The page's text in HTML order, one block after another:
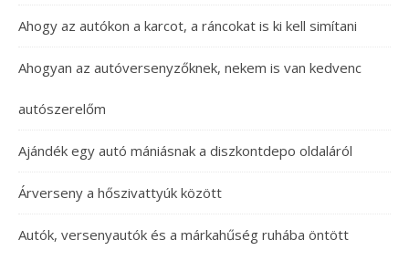
Ahogy az autókon a karcot, a ráncokat is ki kell simítani
Ahogyan az autóversenyzőknek, nekem is van kedvenc
autószerelőm
Ajándék egy autó mániásnak a diszkontdepo oldaláról
Árverseny a hőszivattyúk között
Autók, versenyautók és a márkahűség ruhába öntött